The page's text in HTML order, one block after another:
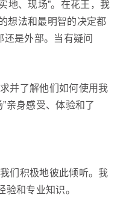
地、现场”。在花王，我
想法和最明智的决定都
还是外部。当有疑问
并了解他们如何使用我
亲身感受、体验和了
们积极地彼此倾听。我
验和专业知识。